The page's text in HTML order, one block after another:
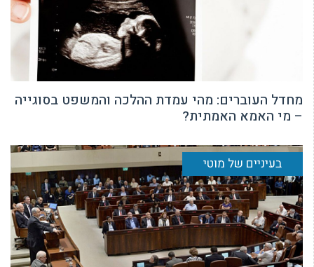
מחדל העוברים: מהי עמדת ההלכה והמשפט בסוגייה
– מי האמא האמתית?
בעיניים של מוטי